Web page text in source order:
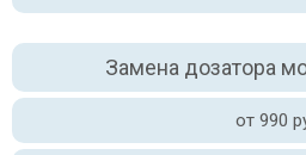
Замена дозатора
от 990